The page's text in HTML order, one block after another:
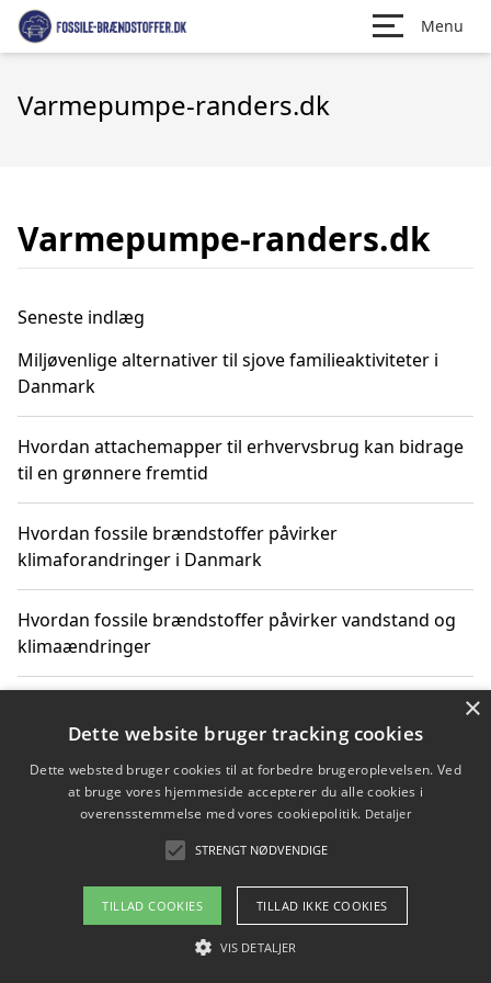
Menu
Varmepumpe-randers.dk
Varmepumpe-randers.dk
Seneste indlæg
Miljøvenlige alternativer til sjove familieaktiviteter i
Danmark
Hvordan attachemapper til erhvervsbrug kan bidrage
til en grønnere fremtid
Hvordan fossile brændstoffer påvirker
klimaforandringer i Danmark
Hvordan fossile brændstoffer påvirker vandstand og
klimaændringer
vores perspektiv
Copyright 2026 - Pilanto Aps
Om / kontakt
×
Dette website bruger tracking cookies
Dette websted bruger cookies til at forbedre brugeroplevelsen. Ved
at bruge vores hjemmeside accepterer du alle cookies i
overensstemmelse med vores cookiepolitik. Detaljer
STRENGT NØDVENDIGE
TILLAD COOKIES TILLAD IKKE COOKIES
VIS DETALJER